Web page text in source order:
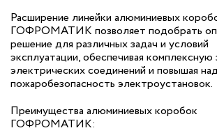
Расширение линейки алюминиевых
ГОФРОМАТИК позволяет подобрать
решение для различных задач и условий
эксплуатации, обеспечивая
электрических соединений и повышая
пожаробезопасность электроустановок.
Преимущества алюминиевых коробок
ГОФРОМАТИК: